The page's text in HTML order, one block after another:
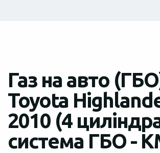
Газ на авто
Toyota
2010 (4
система ГБО -